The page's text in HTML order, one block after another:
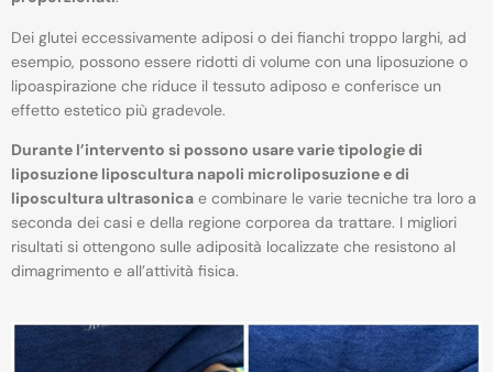
Dei glutei eccessivamente adiposi o dei fianchi troppo larghi, ad
esempio, possono essere ridotti di volume con una liposuzione o
lipoaspirazione che riduce il tessuto adiposo e conferisce un
effetto estetico più gradevole.
Durante l’intervento si possono usare varie tipologie di
liposuzione liposcultura napoli microliposuzione e di
liposcultura ultrasonica e combinare le varie tecniche tra loro a
seconda dei casi e della regione corporea da trattare. I migliori
risultati si ottengono sulle adiposità localizzate che resistono al
dimagrimento e all’attività fisica.